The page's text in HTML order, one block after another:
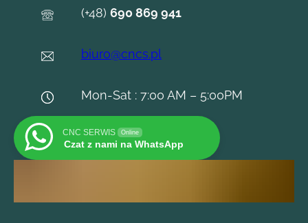
(+48) 690 869 941
biuro@cncs.pl
Mon-Sat : 7:00 AM – 5:00PM
CNC SERWIS Online
Czat z nami na WhatsApp